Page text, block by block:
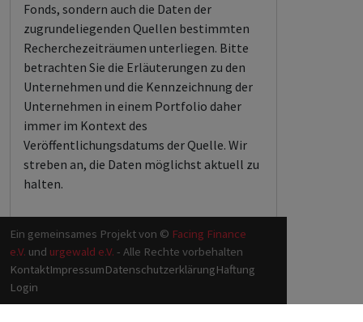
Fonds, sondern auch die Daten der
zugrundeliegenden Quellen bestimmten
Recherchezeiträumen unterliegen. Bitte
betrachten Sie die Erläuterungen zu den
Unternehmen und die Kennzeichnung der
Unternehmen in einem Portfolio daher
immer im Kontext des
Veröffentlichungsdatums der Quelle. Wir
streben an, die Daten möglichst aktuell zu
halten.
Ein gemeinsames Projekt von © Facing Finance
e.V. und urgewald e.V. - Alle Rechte vorbehalten
KontaktImpressumDatenschutzerklärungHaftung
Login